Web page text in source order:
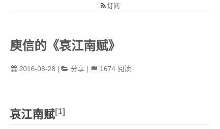
订阅
庾信的《哀江南赋》
2016-08-28 | 分享 | 1674阅读
哀江南赋[1]